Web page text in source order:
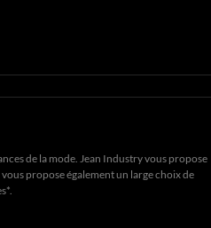
de la mode. Jean Industry vous propose
propose également un large choix de
.